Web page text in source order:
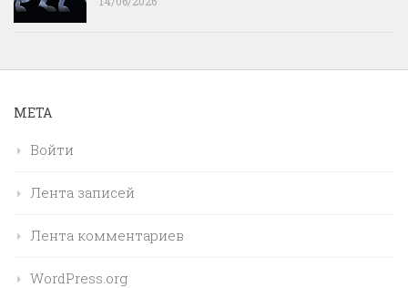
МЕТА
Войти
Лента записей
Лента комментариев
WordPress.org